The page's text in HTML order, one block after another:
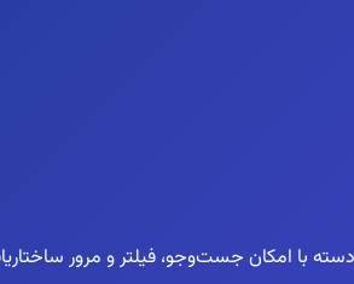
با امکان جست‌وجو، فیلتر و مرور